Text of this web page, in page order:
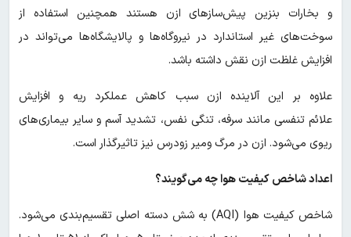
و بخارات بنزین پیش‌سازهای ازن هستند همچنین استفاده از
سوخت‌های غیر استاندارد در نیروگاه‌ها و پالایشگاه‌ها می‌تواند در
افزایش غلظت ازن نقش داشته باشد.
علاوه بر این آلاینده ازن سبب کاهش عملکرد ریه و افزایش
علائم تنفسی مانند سرفه، تنگی نفس، تشدید آسم و سایر بیماری‌های
ریوی می‌شود. ازن در مرگ ومیر زودرس نیز تاثیرگذار است.
اعداد شاخص کیفیت هوا چه می‌گویند؟
شاخص کیفیت هوا (AQI) به شش دسته اصلی تقسیم‌بندی می‌شود.